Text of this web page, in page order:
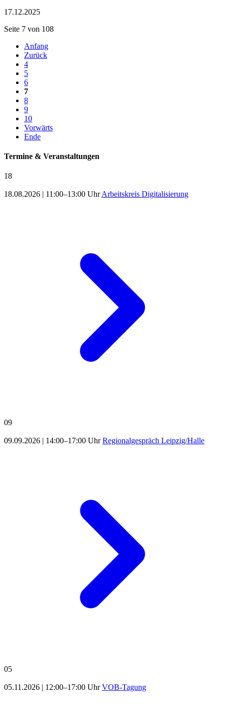
17.12.2025
Seite 7 von 108
Anfang
Zurück
4
5
6
7
8
9
10
Vorwärts
Ende
Termine & Veranstaltungen
18
18.08.2026 | 11:00–13:00 Uhr Arbeitskreis Digitalisierung
09
09.09.2026 | 14:00–17:00 Uhr Regionalgespräch Leipzig/Halle
05
05.11.2026 | 12:00–17:00 Uhr VOB-Tagung